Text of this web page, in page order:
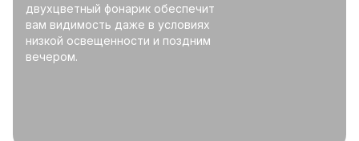
двухцветный фонарик обеспечит
вам видимость даже в условиях
низкой освещенности и поздним
вечером.